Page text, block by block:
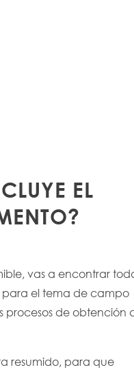
EL
vas a encontrar
para el tema de campo
procesos de obtención
resumido, para que